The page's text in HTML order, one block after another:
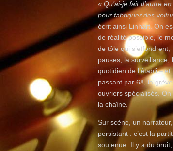
« Qu’ai-je fait d’autre
pour fabriquer des
écrit ainsi Linhart. On
de réalité possible, le
de tôle qui
pauses, la
quotidien de l’établi –
passant par 68, la
ouvriers spécialisés.
la chaîne.
Sur scène, un
persistant : c’est la
soutenue. Il y a du